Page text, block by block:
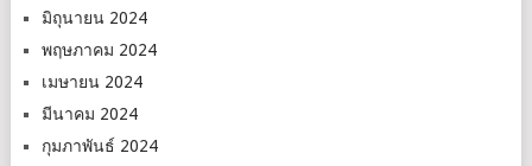
มิถุนายน 2024
พฤษภาคม 2024
เมษายน 2024
มีนาคม 2024
กุมภาพันธ์ 2024